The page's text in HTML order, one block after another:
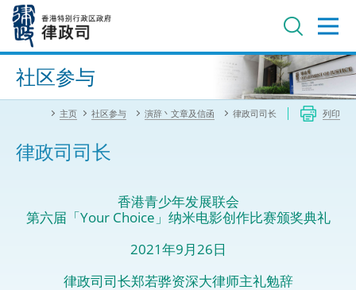
内
进阶搜寻
社区参与
主页 社区参与 演辞丶文章及信函 律政司司长 列印
律政司司长
香港青少年发展联会
第六届「Your Choice」纳米电影创作比赛颁奖典礼
2021年9月26日
律政司司长郑若骅资深大律师主礼勉辞